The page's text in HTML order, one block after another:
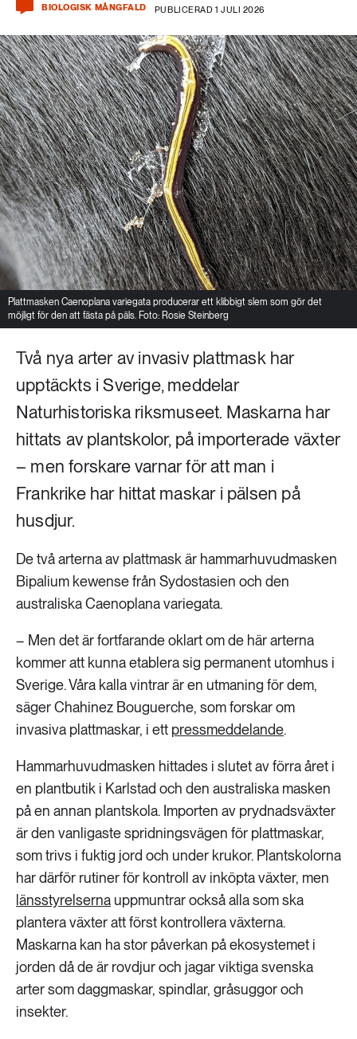
BIOLOGISK MÅNGFALD PUBLICERAD 1 JULI 2026
Plattmasken Caenoplana variegata producerar ett klibbigt slem som gör det
möjligt för den att fästa på päls. Foto: Rosie Steinberg
Två nya arter av invasiv plattmask har
upptäckts i Sverige, meddelar
Naturhistoriska riksmuseet. Maskarna har
hittats av plantskolor, på importerade växter
– men forskare varnar för att man i
Frankrike har hittat maskar i pälsen på
husdjur.
De två arterna av plattmask är hammarhuvudmasken
Bipalium kewense från Sydostasien och den
australiska Caenoplana variegata.
– Men det är fortfarande oklart om de här arterna
kommer att kunna etablera sig permanent utomhus i
Sverige. Våra kalla vintrar är en utmaning för dem,
säger Chahinez Bouguerche, som forskar om
invasiva plattmaskar, i ett pressmeddelande.
Hammarhuvudmasken hittades i slutet av förra året i
en plantbutik i Karlstad och den australiska masken
på en annan plantskola. Importen av prydnadsväxter
är den vanligaste spridningsvägen för plattmaskar,
som trivs i fuktig jord och under krukor. Plantskolorna
har därför rutiner för kontroll av inköpta växter, men
länsstyrelserna uppmuntrar också alla som ska
plantera växter att först kontrollera växterna.
Maskarna kan ha stor påverkan på ekosystemet i
jorden då de är rovdjur och jagar viktiga svenska
arter som daggmaskar, spindlar, gråsuggor och
insekter.